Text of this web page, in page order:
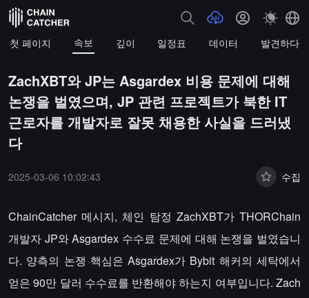
첫 페이지 속보 깊이 일정표 데이터 발견하다
ZachXBT와 JP는 Asgardex 비용 문제에 대해
논쟁을 벌였으며, JP 관련 프로젝트가 북한 IT
근로자를 개발자로 잘못 채용한 사실을 드러냈
다
2025-03-06 10:02:43 수집
ChainCatcher 메시지, 체인 탐정 ZachXBT가 THORChain
개발자 JP와 Asgardex 수수료 문제에 대해 논쟁을 벌였습니
다. 양측의 논쟁 핵심은 Asgardex가 Bybit 해커의 세탁에서
얻은 90만 달러 수수료를 반환해야 하는지 여부입니다. Zach